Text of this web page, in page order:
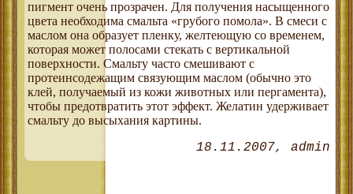
пигмент очень прозрачен. Для получения насыщенного
цвета необходима смальта «грубого помола». В смеси с
маслом она образует пленку, желтеющую со временем,
которая может полосами стекать с вертикальной
поверхности. Смальту часто смешивают с
протеинсодежащим связующим маслом (обычно это
клей, получаемый из кожи животных или пергамента),
чтобы предотвратить этот эффект. Желатин удерживает
смальту до высыхания картины.
18.11.2007 admin